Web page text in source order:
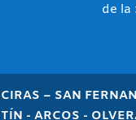
de la
– SAN
- ARCOS -